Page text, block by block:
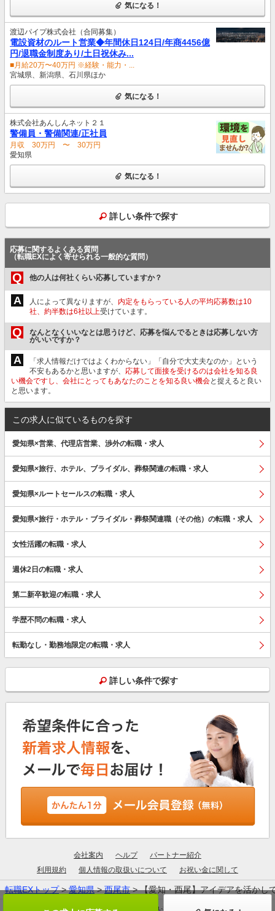
気になる！
渡辺パイプ株式会社（合同募集）
電設資材のルート営業◆年間休日124日/年商4456億
円/退職金制度あり/土日祝休み...
■月給20万〜40万円 ※経験・能力・...
宮城県、新潟県、石川県ほか
気になる！
株式会社あんしんネット２１
警備員・警備関連/正社員
月収 30万円 〜 30万円
愛知県
気になる！
詳しい条件で探す
応募に関するよくある質問
（転職EXによく寄せられる一般的な質問）
Q 他の人は何社くらい応募していますか？
A 人によって異なりますが、 内定をもらっている人の平均応募数は10
社、約半数は6社以上受けています。
Q
なんとなくいいなとは思うけど、応募を悩んでるときは応募しない方
がいいですか？
A
「求人情報だけではよくわからない」「自分で大丈夫なのか」という
不安もあるかと思いますが、 応募して面接を受けるのは会社を知る良
い機会ですし、会社にとってもあなたのことを知る良い機会と捉えると良い
と思います。
この求人に似ているものを探す
愛知県×営業、代理店営業、渉外の転職・求人
愛知県×旅行、ホテル、ブライダル、葬祭関連の転職・求人
愛知県×ルートセールスの転職・求人
愛知県×旅行・ホテル・ブライダル・葬祭関連職（その他）の転職・求人
女性活躍の転職・求人
週休2日の転職・求人
第二新卒歓迎の転職・求人
学歴不問の転職・求人
転勤なし・勤務地限定の転職・求人
詳しい条件で探す
会社案内 ヘルプ
パートナー紹介
利用規約
個人情報の取扱いについて お祝い金に関して
転職EXトップ>愛知県>西尾市> 【愛知・西尾】アイデアを活かし
厚生労働大臣許可：13-ユ-305190